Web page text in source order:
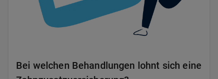
Bei welchen Behandlungen lohnt sich eine